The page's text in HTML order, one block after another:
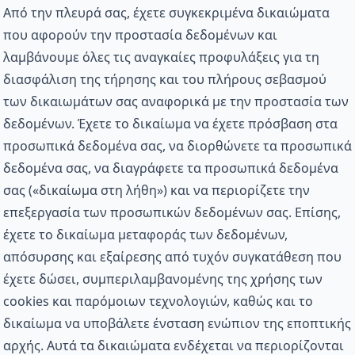
Από την πλευρά σας, έχετε συγκεκριμένα δικαιώματα
που αφορούν την προστασία δεδομένων και
λαμβάνουμε όλες τις αναγκαίες προφυλάξεις για τη
διασφάλιση της τήρησης και του πλήρους σεβασμού
των δικαιωμάτων σας αναφορικά με την προστασία των
δεδομένων. Έχετε το δικαίωμα να έχετε πρόσβαση στα
προσωπικά δεδομένα σας, να διορθώνετε τα προσωπικά
δεδομένα σας, να διαγράφετε τα προσωπικά δεδομένα
σας («δικαίωμα στη λήθη») και να περιορίζετε την
επεξεργασία των προσωπικών δεδομένων σας. Επίσης,
έχετε το δικαίωμα μεταφοράς των δεδομένων,
απόσυρσης και εξαίρεσης από τυχόν συγκατάθεση που
έχετε δώσει, συμπεριλαμβανομένης της χρήσης των
cookies και παρόμοιων τεχνολογιών, καθώς και το
δικαίωμα να υποβάλετε ένσταση ενώπιον της εποπτικής
αρχής. Αυτά τα δικαιώματα ενδέχεται να περιορίζονται